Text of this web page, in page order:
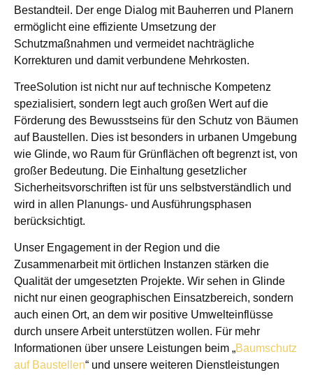
Bestandteil. Der enge Dialog mit Bauherren und Planern
ermöglicht eine effiziente Umsetzung der
Schutzmaßnahmen und vermeidet nachträgliche
Korrekturen und damit verbundene Mehrkosten.
TreeSolution ist nicht nur auf technische Kompetenz
spezialisiert, sondern legt auch großen Wert auf die
Förderung des Bewusstseins für den Schutz von Bäumen
auf Baustellen. Dies ist besonders in urbanen Umgebung
wie Glinde, wo Raum für Grünflächen oft begrenzt ist, von
großer Bedeutung. Die Einhaltung gesetzlicher
Sicherheitsvorschriften ist für uns selbstverständlich und
wird in allen Planungs- und Ausführungsphasen
berücksichtigt.
Unser Engagement in der Region und die
Zusammenarbeit mit örtlichen Instanzen stärken die
Qualität der umgesetzten Projekte. Wir sehen in Glinde
nicht nur einen geographischen Einsatzbereich, sondern
auch einen Ort, an dem wir positive Umwelteinflüsse
durch unsere Arbeit unterstützen wollen. Für mehr
Informationen über unsere Leistungen beim „Baumschutz
auf Baustellen“ und unsere weiteren Dienstleistungen